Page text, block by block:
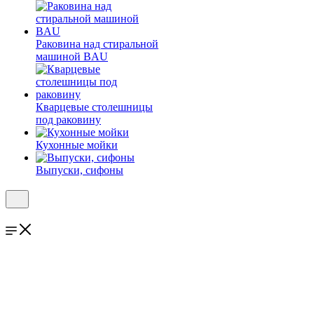
Раковина над стиральной
машиной BAU
Кварцевые столешницы
под раковину
Кухонные мойки
Выпуски, сифоны